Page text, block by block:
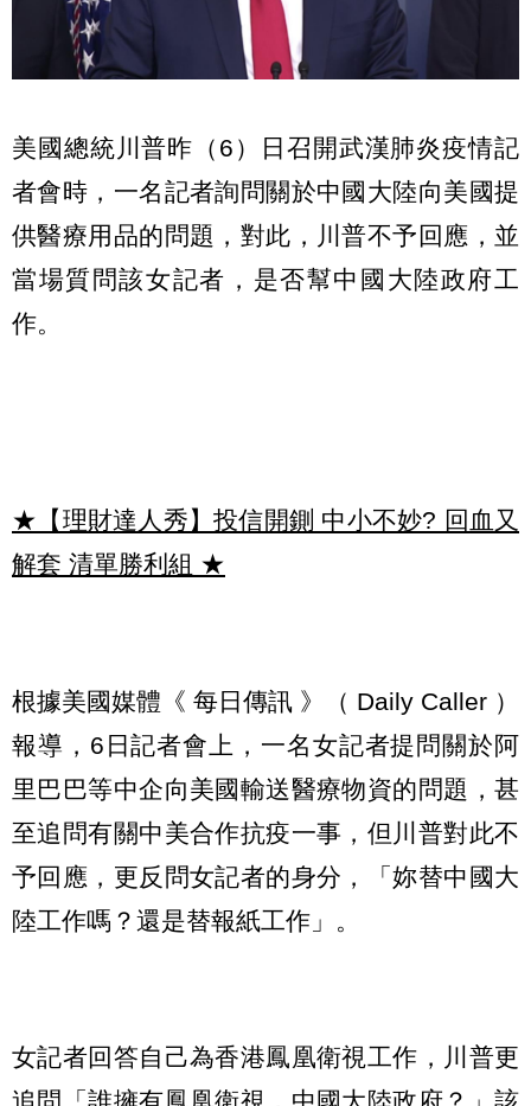
美國總統川普昨（6）日召開武漢肺炎疫情記
者會時，一名記者詢問關於中國大陸向美國提
供醫療用品的問題，對此，川普不予回應，並
當場質問該女記者，是否幫中國大陸政府工
作。
★【理財達人秀】投信開鍘 中小不妙? 回血又
解套 清單勝利組 ★
根據美國媒體《 每日傳訊 》（ Daily Caller ）
報導，6日記者會上，一名女記者提問關於阿
里巴巴等中企向美國輸送醫療物資的問題，甚
至追問有關中美合作抗疫一事，但川普對此不
予回應，更反問女記者的身分，「妳替中國大
陸工作嗎？還是替報紙工作」。
女記者回答自己為香港鳳凰衛視工作，川普更